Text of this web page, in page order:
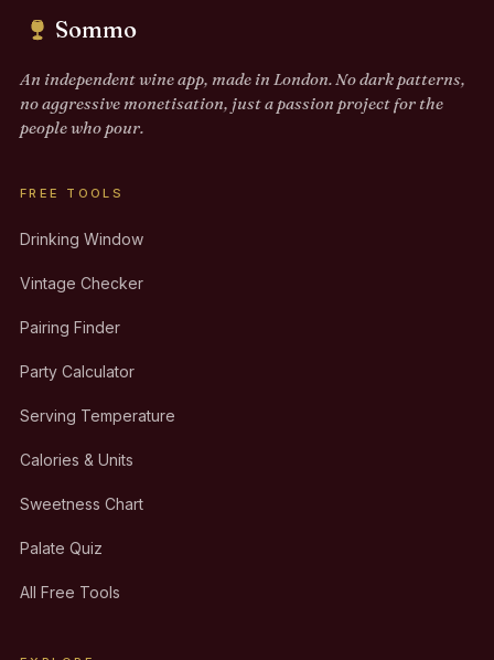
Sommo
An independent wine app, made in London. No dark patterns,
no aggressive monetisation, just a passion project for the
people who pour.
FREE TOOLS
Drinking Window
Vintage Checker
Pairing Finder
Party Calculator
Serving Temperature
Calories & Units
Sweetness Chart
Palate Quiz
All Free Tools